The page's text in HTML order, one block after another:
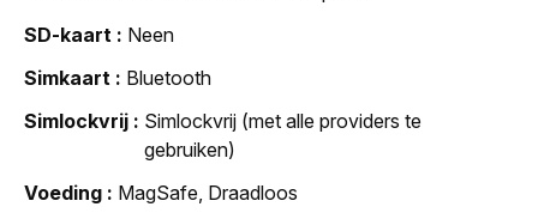
SD-kaart
Neen
Simkaart
Bluetooth
Simlockvrij
Simlockvrij (met alle providers te
gebruiken)
Voeding
MagSafe, Draadloos